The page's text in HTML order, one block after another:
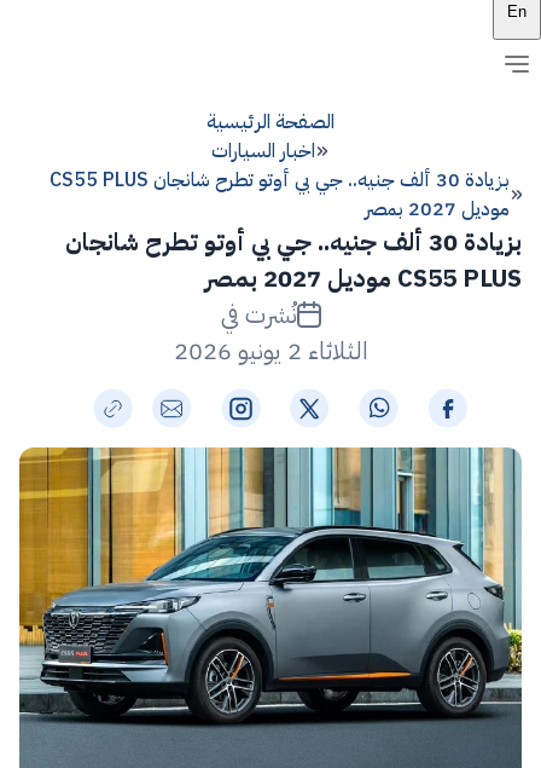
En
الصفحة الرئيسية
اخبار السيارات
بزيادة 30 ألف جنيه.. جي بي أوتو تطرح شانجان CS55 PLUS
موديل 2027 بمصر
بزيادة 30 ألف جنيه.. جي بي أوتو تطرح شانجان
CS55 PLUS موديل 2027 بمصر
نُشرت في
الثلاثاء 2 يونيو 2026